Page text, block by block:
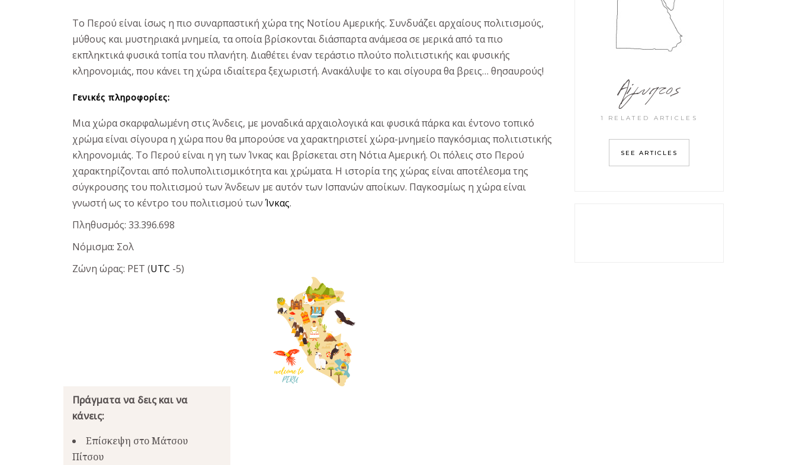
Το Περού είναι ίσως η πιο συναρπαστική χώρα της Νοτίου Αμερικής. Συνδυάζει αρχαίους πολιτισμούς,
μύθους και μυστηριακά μνημεία, τα οποία βρίσκονται διάσπαρτα ανάμεσα σε μερικά από τα πιο
εκπληκτικά φυσικά τοπία του πλανήτη. Διαθέτει έναν τεράστιο πλούτο πολιτιστικής και φυσικής
κληρονομιάς, που κάνει τη χώρα ιδιαίτερα ξεχωριστή. Ανακάλυψε το και σίγουρα θα βρεις… θησαυρούς!
Γενικές πληροφορίες:
Μια χώρα σκαρφαλωμένη στις Άνδεις, με μοναδικά αρχαιολογικά και φυσικά πάρκα και έντονο τοπικό
χρώμα είναι σίγουρα η χώρα που θα μπορούσε να χαρακτηριστεί χώρα-μνημείο παγκόσμιας πολιτιστικής
κληρονομιάς. Το Περού είναι η γη των Ίνκας και βρίσκεται στη Νότια Αμερική. Οι πόλεις στο Περού
χαρακτηρίζονται από πολυπολιτισμικότητα και χρώματα. Η ιστορία της χώρας είναι αποτέλεσμα της
σύγκρουσης του πολιτισμού των Άνδεων με αυτόν των Ισπανών αποίκων. Παγκοσμίως η χώρα είναι
γνωστή ως το κέντρο του πολιτισμού των Ίνκας.
Πληθυσμός: 33.396.698
Νόμισμα: Σολ
Ζώνη ώρας: PET (UTC -5)
Πράγματα να δεις και να
κάνεις:
Επίσκεψη στο Μάτσου
Πίτσου
Αίγυπτος
1 RELATED ARTICLES
SEE ARTICLES